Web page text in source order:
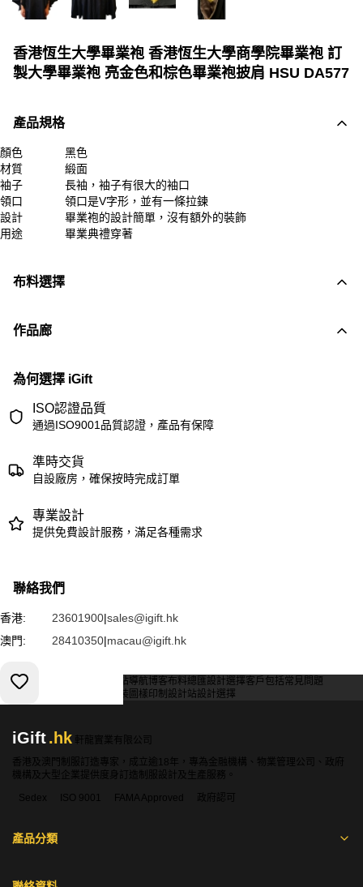
香港恆生大學畢業袍 香港恆生大學商學院畢業袍 訂
製大學畢業袍 亮金色和棕色畢業袍披肩 HSU DA577
產品規格
顏色
黑色
材質
緞面
袖子
長袖，袖子有很大的袖口
領口
領口是V字形，並有一條拉鍊
設計
畢業袍的設計簡單，沒有額外的裝飾
用途
畢業典禮穿著
布料選擇
作品廊
為何選擇 iGift
ISO認證品質
通過ISO9001品質認證，產品有保障
準時交貨
自設廠房，確保按時完成訂單
專業設計
提供免費設計服務，滿足各種需求
聯絡我們
香港: 23601900|sales@igift.hk
澳門:
28410350|macau@igift.hk
服務條款 網站導航博客布料總匯設計選擇客戶包括常見問題
輔料包裝 圖樣印制 設計站設計選擇
iGift.hk
軒龍實業有限公司
香港及澳門制服訂造專家，成立逾18年，專為金融機構、物業管理公司、政府
機構及大型企業提供度身訂造制服設計及生產服務。
Sedex
ISO 9001 FAMA Approved 政府認可
產品分類